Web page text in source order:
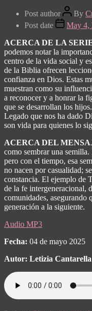
Post author By
Post date
May 4,
ACERCA DE LA
podemos notar la
centro de la vida social y
de la Biblia ofrecen
confianza en Dios. Estas
muestran como su
a reconocer y a honrar la
que se desarrollan los
Legado que nos ha dado
son vida para quienes lo
ACERCA DEL
como sembrar una
pero con el tiempo, esa
no nacen por casualidad;
constancia. El ejemplo de
de la fe intergeneracional,
comunidades, asegurando
generación a la siguiente.
Audio MP3
Fecha: 04 de mayo 2025
Autor: Letizia Cantarella